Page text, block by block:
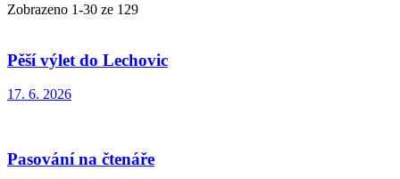
Zobrazeno 1-30 ze 129
Pěší výlet do Lechovic
17. 6. 2026
Pasování na čtenáře